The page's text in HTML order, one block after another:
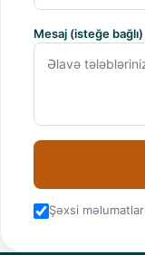
Mesaj (isteğe bağlı)
Şəxsi